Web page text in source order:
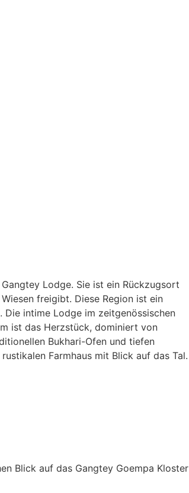
Lodge. Sie ist ein Rückzugsort
freigibt. Diese Region ist ein
intime Lodge im zeitgenössischen
ist das Herzstück, dominiert von
Bukhari-Ofen und tiefen
Farmhaus mit Blick auf das Tal.
Blick auf das Gangtey Goempa Kloster